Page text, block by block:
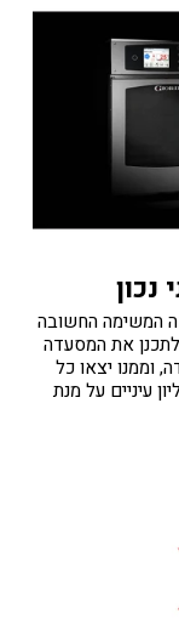
המשימה החשובה
את המסעדה
וממנו יצאו כל
עיניים על מנת